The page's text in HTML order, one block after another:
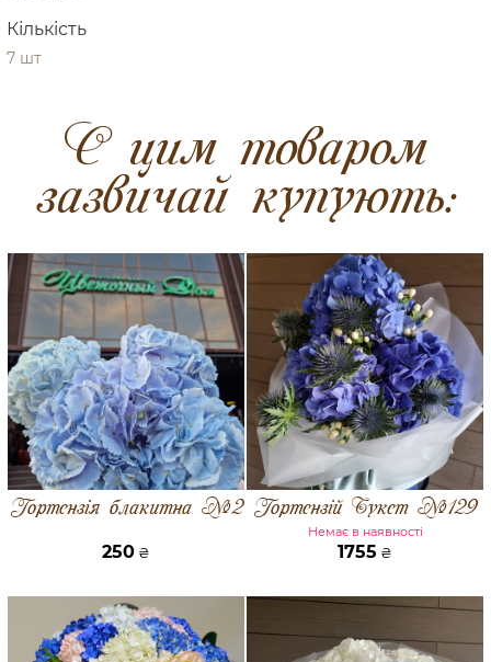
Кількість
7 шт
C цим товаром
зазвичай купують:
Гортензія блакитна №2
250 ₴
Гортензій Букет №129
Немає в наявності
1755 ₴